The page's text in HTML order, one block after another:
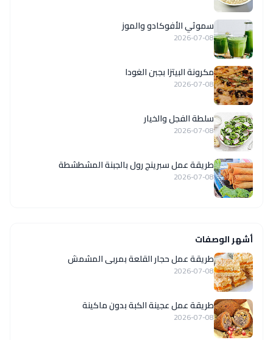
سموثي الأفوكادو والموز
2026-07-08
مكرونة البيتزا بجبن الغودا
2026-07-08
سلطة الفجل والخيار
2026-07-08
طريقة عمل سبرينج رول بالجبنة المشطشطة
2026-07-08
أشهر الوصفات
طريقة عمل حجار القلعة بمربى المشمش
2026-07-08
طريقة عمل عجينة الكبة بدون ماكينة
2026-07-08